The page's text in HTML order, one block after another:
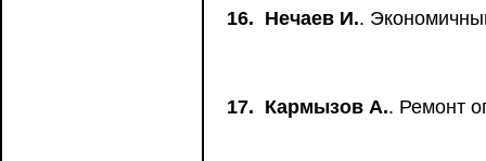
16. Нечаев И..
17. Кармызов А.. Ремонт